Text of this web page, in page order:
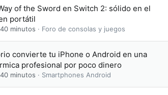
of the Sword en Switch 2: sólido en el
portátil
minutos Foro de consolas y juegos
convierte tu iPhone o Android en una
profesional por poco dinero
minutos Smartphones Android